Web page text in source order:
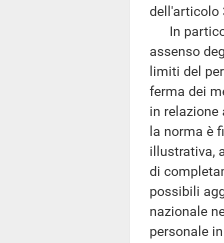
dell'articolo
In
assenso
limiti del
ferma dei
in relazione
la norma è
illustrativa,
di
possibili
nazionale
personale